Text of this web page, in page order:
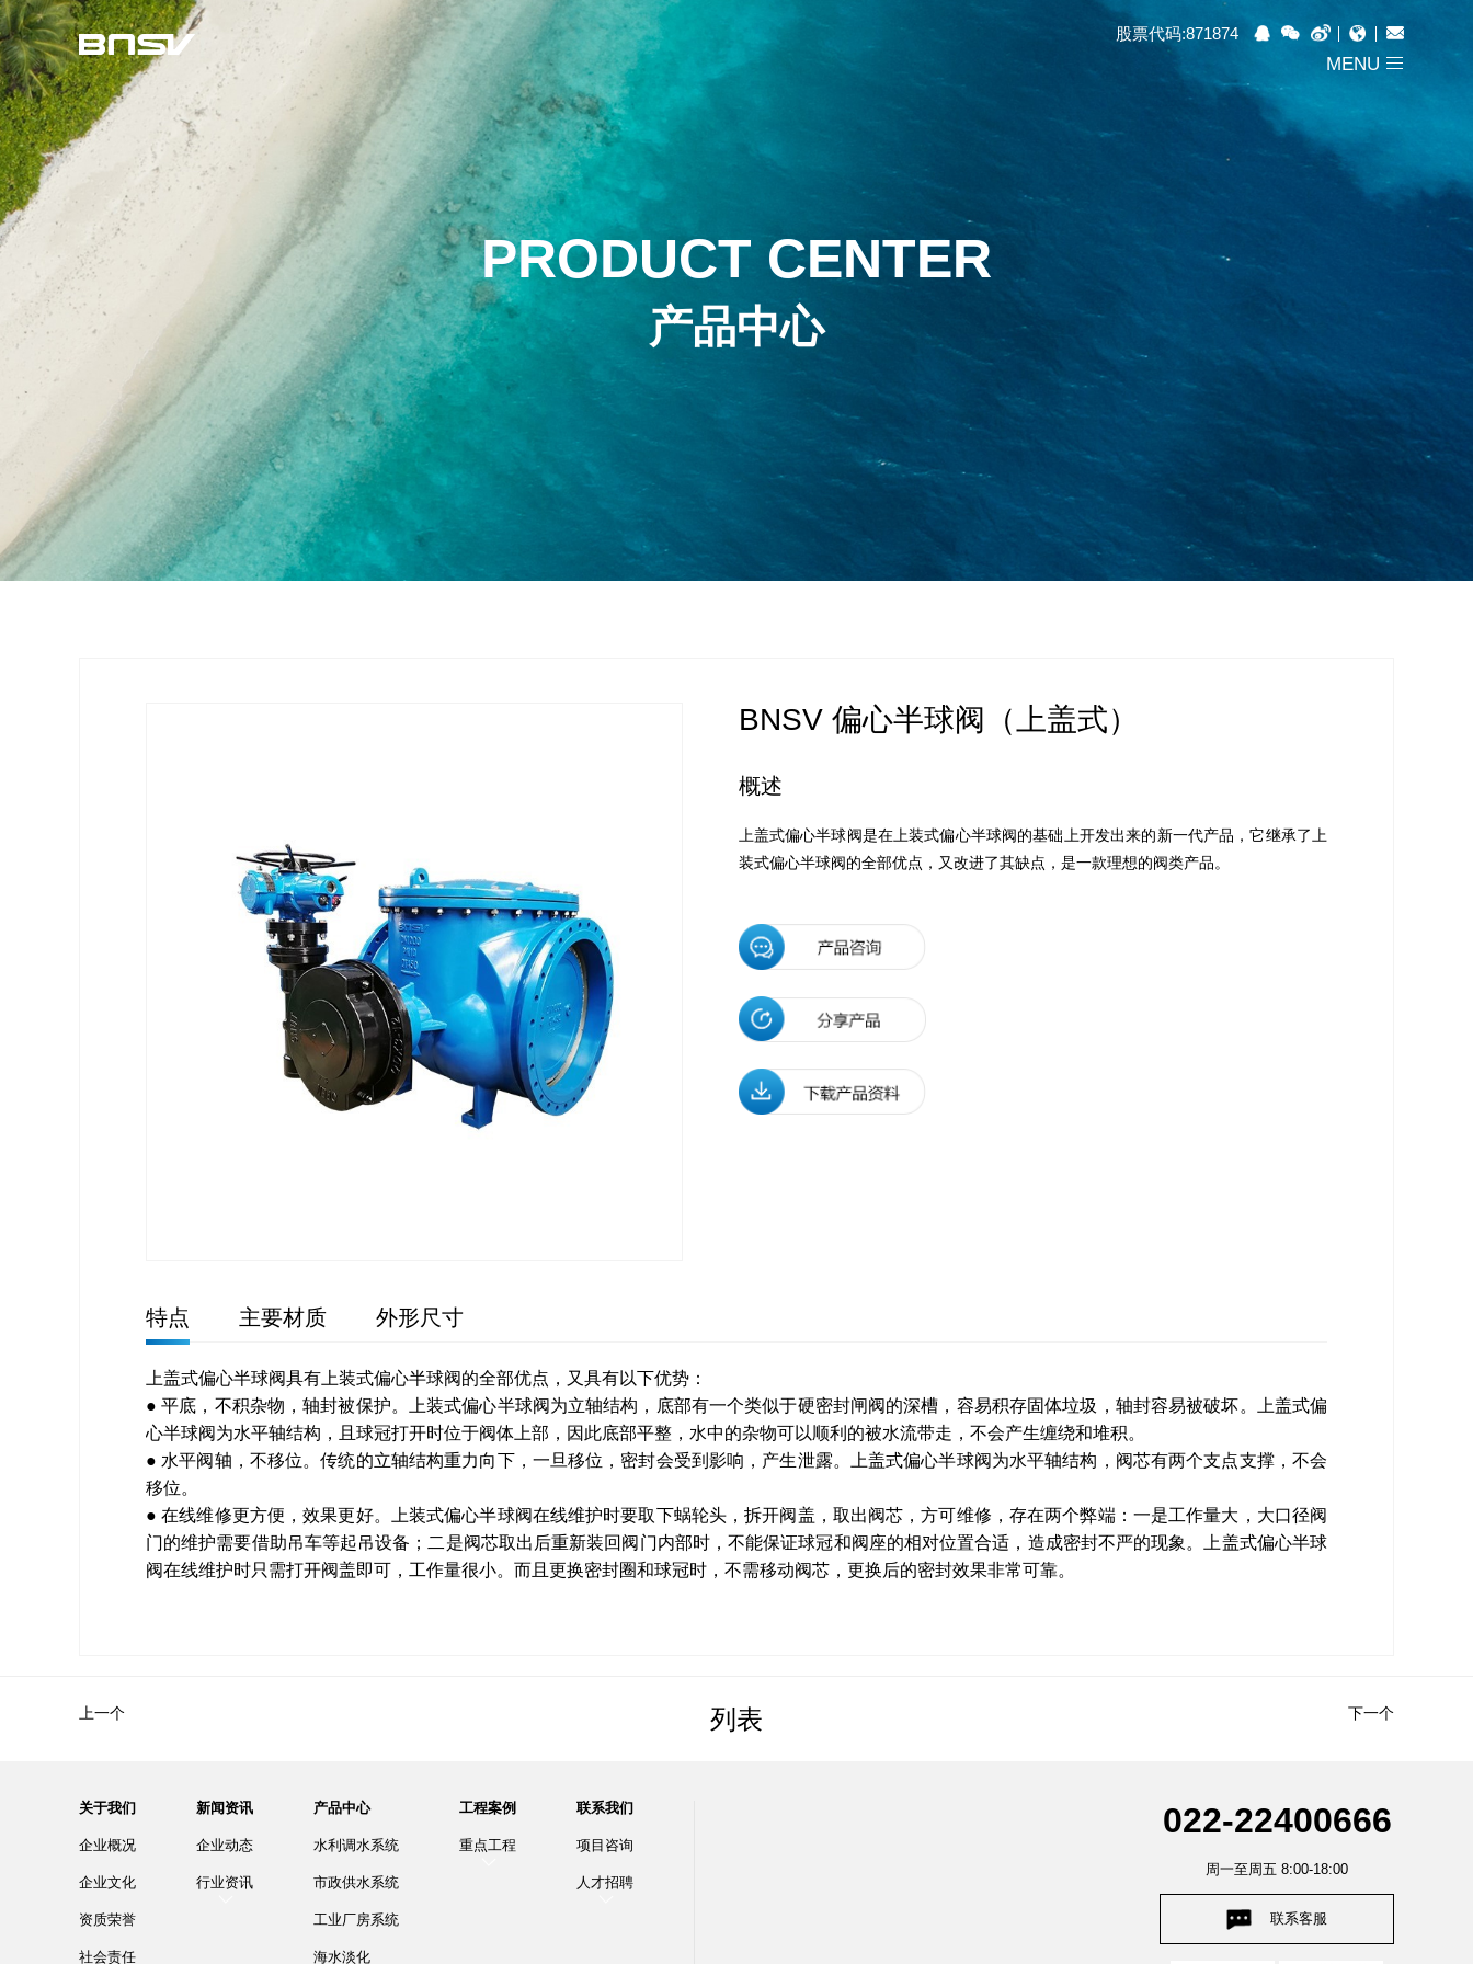
股票代码:871874
MENU
PRODUCT CENTER
产品中心
BNSV偏心半球阀（上盖式）
概述
上盖式偏心半球阀是在上装式偏心半球阀的基础上开发出来的新一代产品，它继承了上
装式偏心半球阀的全部优点，又改进了其缺点，是一款理想的阀类产品。
特点 主要材质 外形尺寸
上盖式偏心半球阀具有上装式偏心半球阀的全部优点，又具有以下优势：
● 平底，不积杂物，轴封被保护。上装式偏心半球阀为立轴结构，底部有一个类似于硬密封闸阀的深槽，容易积存固体垃圾，轴封容易被破坏。上盖式偏
心半球阀为水平轴结构，且球冠打开时位于阀体上部，因此底部平整，水中的杂物可以顺利的被水流带走，不会产生缠绕和堆积。
● 水平阀轴，不移位。传统的立轴结构重力向下，一旦移位，密封会受到影响，产生泄露。上盖式偏心半球阀为水平轴结构，阀芯有两个支点支撑，不会
移位。
● 在线维修更方便，效果更好。上装式偏心半球阀在线维护时要取下蜗轮头，拆开阀盖，取出阀芯，方可维修，存在两个弊端：一是工作量大，大口径阀
门的维护需要借助吊车等起吊设备；二是阀芯取出后重新装回阀门内部时，不能保证球冠和阀座的相对位置合适，造成密封不严的现象。上盖式偏心半球
阀在线维护时只需打开阀盖即可，工作量很小。而且更换密封圈和球冠时，不需移动阀芯，更换后的密封效果非常可靠。
列表
上一个 下一个
关于我们
企业概况
企业文化
资质荣誉
社会责任
新闻资讯
企业动态
行业资讯
产品中心
水利调水系统
市政供水系统
工业厂房系统
海水淡化
工程案例
重点工程
联系我们
项目咨询
人才招聘
022-22400666
周一至周五 8:00-18:00
联系客服